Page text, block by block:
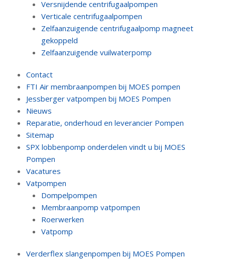
Versnijdende centrifugaalpompen
Verticale centrifugaalpompen
Zelfaanzuigende centrifugaalpomp magneet
gekoppeld
Zelfaanzuigende vuilwaterpomp
Contact
FTI Air membraanpompen bij MOES pompen
Jessberger vatpompen bij MOES Pompen
Nieuws
Reparatie, onderhoud en leverancier Pompen
Sitemap
SPX lobbenpomp onderdelen vindt u bij MOES
Pompen
Vacatures
Vatpompen
Dompelpompen
Membraanpomp vatpompen
Roerwerken
Vatpomp
Verderflex slangenpompen bij MOES Pompen